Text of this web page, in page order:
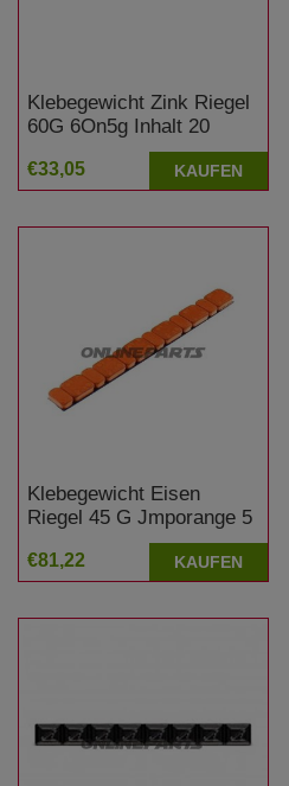
Klebegewicht Zink Riegel
60G 6On5g Inhalt 20
Stück Schwarz
€33,05 KAUFEN
Klebegewicht Eisen
Riegel 45 G Jmporange 5
/ 2.5 Gramm Inhalt 15
€81,22 KAUFEN